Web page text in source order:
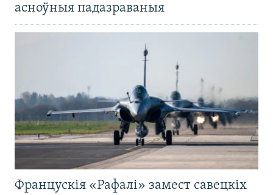
асноўныя падазраваныя
Францускія «Рафалі» замест савецкіх